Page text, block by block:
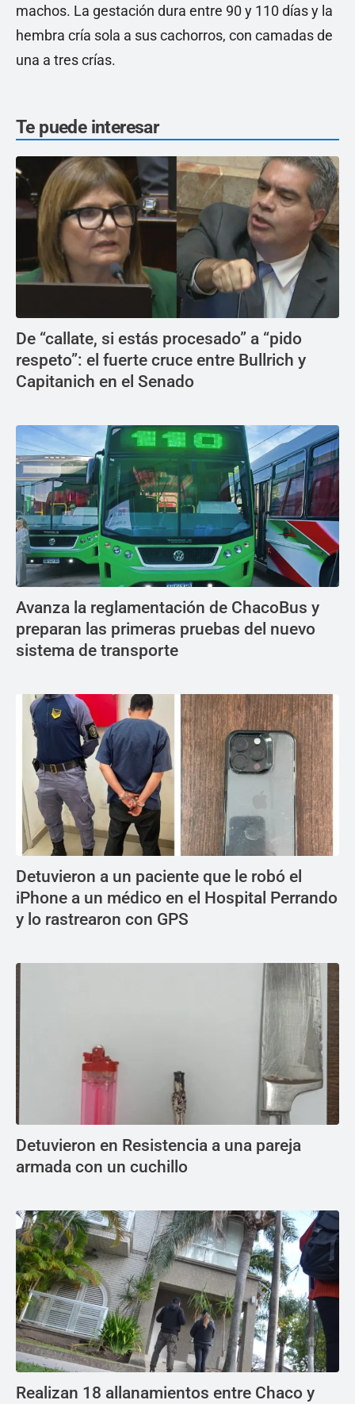
machos. La gestación dura entre 90 y 110 días y la
hembra cría sola a sus cachorros, con camadas de
una a tres crías.
Te puede interesar
De “callate, si estás procesado” a “pido
respeto”: el fuerte cruce entre Bullrich y
Capitanich en el Senado
Avanza la reglamentación de ChacoBus y
preparan las primeras pruebas del nuevo
sistema de transporte
Detuvieron a un paciente que le robó el
iPhone a un médico en el Hospital Perrando
y lo rastrearon con GPS
Detuvieron en Resistencia a una pareja
armada con un cuchillo
Realizan 18 allanamientos entre Chaco y